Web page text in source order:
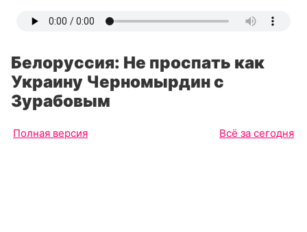
Белоруссия: Не проспать как
Украину Черномырдин с
Зурабовым
Полная версия Всё за сегодня